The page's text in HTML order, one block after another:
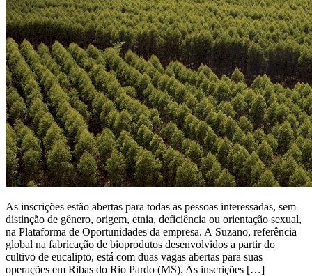
As inscrições estão abertas para todas as pessoas interessadas, sem
distinção de gênero, origem, etnia, deficiência ou orientação sexual,
na Plataforma de Oportunidades da empresa. A Suzano, referência
global na fabricação de bioprodutos desenvolvidos a partir do
cultivo de eucalipto, está com duas vagas abertas para suas
operações em Ribas do Rio Pardo (MS). As inscrições […]